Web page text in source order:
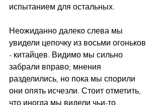
испытанием для остальных.
Неожиданно далеко слева мы
увидели цепочку из восьми огоньков
- китайцев. Видимо мы сильно
забрали вправо; мнения
разделились, но пока мы спорили
они опять исчезли. Стоит отметить,
что иногда мы видели чьи-то